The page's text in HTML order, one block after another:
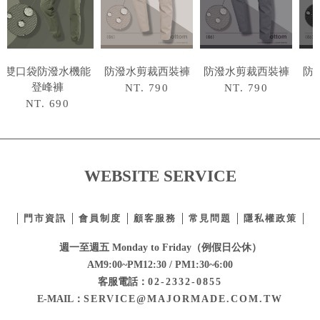
雙口袋防潑水機能
登峰褲
NT. 690
防潑水剪裁西裝褲
NT. 790
防潑水剪裁西裝褲
NT. 790
防
WEBSITE SERVICE
門市資訊 會員制度 顧客服務 常見問題 隱私權政策
週一至週五 Monday to Friday（例假日公休）
AM9:00~PM12:30 / PM1:30~6:00
客服電話： 02-2332-0855
E-MAIL： SERVICE@MAJORMADE.COM.TW